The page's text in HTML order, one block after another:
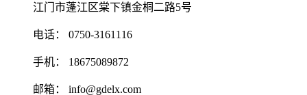
江门市蓬江区棠下镇金桐二路5号
电话： 0750-3161116
手机： 18675089872
邮箱： info@gdelx.com